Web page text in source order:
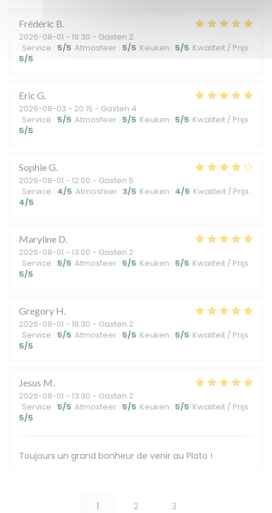
Frédéric B
2026-08-01 - 19:30 - Gasten 2
Service : 5/5 Atmosfeer : 5/5 Keuken : 5/5 Kwaliteit / Prijs :
5/5
Eric G
2026-08-03 - 20:15 - Gasten 4
Service : 5/5 Atmosfeer : 5/5 Keuken : 5/5 Kwaliteit / Prijs :
5/5
SophieG
2026-08-01 - 12:00 - Gasten 5
Service : 4/5 Atmosfeer : 3/5 Keuken : 4/5 Kwaliteit / Prijs :
4/5
Maryline D
2026-08-01 - 13:00 - Gasten 2
Service : 5/5 Atmosfeer : 5/5 Keuken : 5/5 Kwaliteit / Prijs :
5/5
Gregory H
2026-08-01 - 19:30 - Gasten 2
Service : 5/5 Atmosfeer : 5/5 Keuken : 5/5 Kwaliteit / Prijs :
5/5
Jesus M
2026-08-01 - 13:30 - Gasten 2
Service : 5/5 Atmosfeer : 5/5 Keuken : 5/5 Kwaliteit / Prijs :
5/5
Toujours un grand bonheur de venir au Plato !
1 2 3